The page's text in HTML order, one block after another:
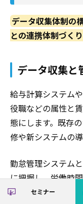
セミナー
データ収集体制の
との連携体制づく
データ収集と
給与計算システム
役職などの属性と
態にします。既存
修や新システムの
勤怠管理システム
に把握し、労働時
ましょう。